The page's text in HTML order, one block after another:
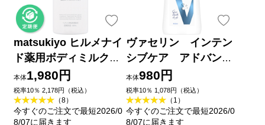
matsukiyo ヒルメナイ
ド薬用ボディミルクロ
ーション ３００ｍｌ
(医薬部外品)
本体1,980円
税率10％ 2,178円（税込）
（8）
今すぐのご注文で最短2026/0
8/07に届きます
ヴァセリン インテン
シブケア アドバンス
ドリペア ボディロー
ション 無香料 ４００
ｍｌ ユニリーバ・ジャ
パン
本体980円
税率10％ 1,078円（税込）
（1）
今すぐのご注文で最短2026/0
8/07に届きます